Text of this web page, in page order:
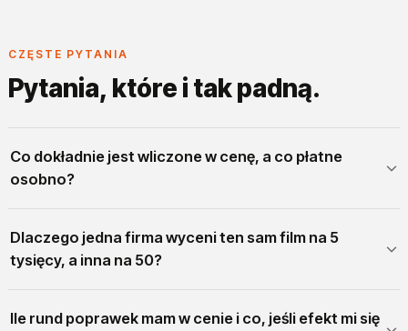
CZĘSTE PYTANIA
Pytania, które i tak padną.
Co dokładnie jest wliczone w cenę, a co płatne
osobno?
Dlaczego jedna firma wyceni ten sam film na 5
tysięcy, a inna na 50?
Ile rund poprawek mam w cenie i co, jeśli efekt mi się